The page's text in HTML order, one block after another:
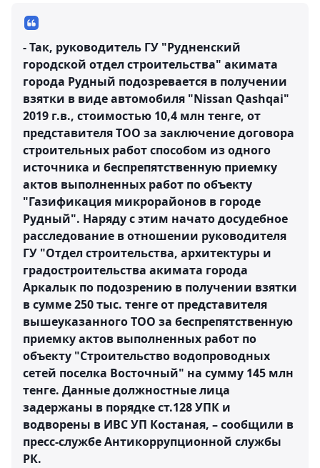
- Так, руководитель ГУ "Рудненский
городской отдел строительства" акимата
города Рудный подозревается в получении
взятки в виде автомобиля "Nissan Qashqai"
2019 г.в., стоимостью 10,4 млн тенге, от
представителя ТОО за заключение договора
строительных работ способом из одного
источника и беспрепятственную приемку
актов выполненных работ по объекту
"Газификация микрорайонов в городе
Рудный". Наряду с этим начато досудебное
расследование в отношении руководителя
ГУ "Отдел строительства, архитектуры и
градостроительства акимата города
Аркалык по подозрению в получении взятки
в сумме 250 тыс. тенге от представителя
вышеуказанного ТОО за беспрепятственную
приемку актов выполненных работ по
объекту "Строительство водопроводных
сетей поселка Восточный" на сумму 145 млн
тенге. Данные должностные лица
задержаны в порядке ст.128 УПК и
водворены в ИВС УП Костаная, – сообщили в
пресс-службе Антикоррупционной службы
РК.